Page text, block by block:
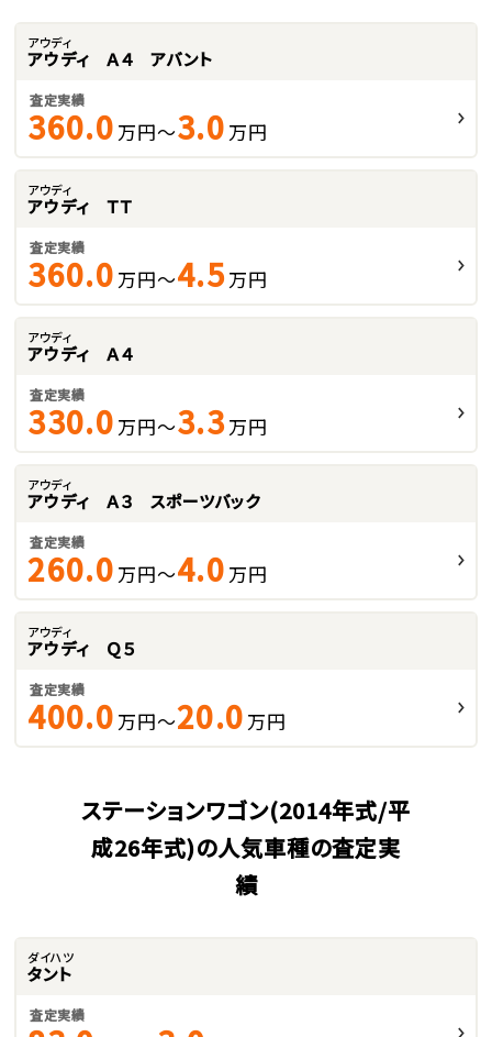
アウディ
アウディ Ａ４ アバント
査定実績
360.0 万円～3.0 万円
アウディ
アウディ ＴＴ
査定実績
360.0 万円～4.5万円
アウディ
アウディ Ａ４
査定実績
330.0 万円～3.3万円
アウディ
アウディ Ａ３ スポーツバック
査定実績
260.0 万円～4.0 万円
アウディ
アウディ Ｑ５
査定実績
400.0 万円～20.0 万円
ステーションワゴン(2014年式/平
成26年式)の人気車種の査定実
績
ダイハツ
タント
査定実績